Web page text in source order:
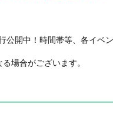
開中！時間帯等、各イベ
場合がございます。